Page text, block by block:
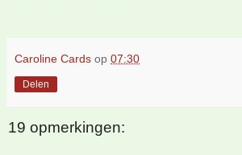
Caroline Cards op 07:30
Delen
19 opmerkingen: